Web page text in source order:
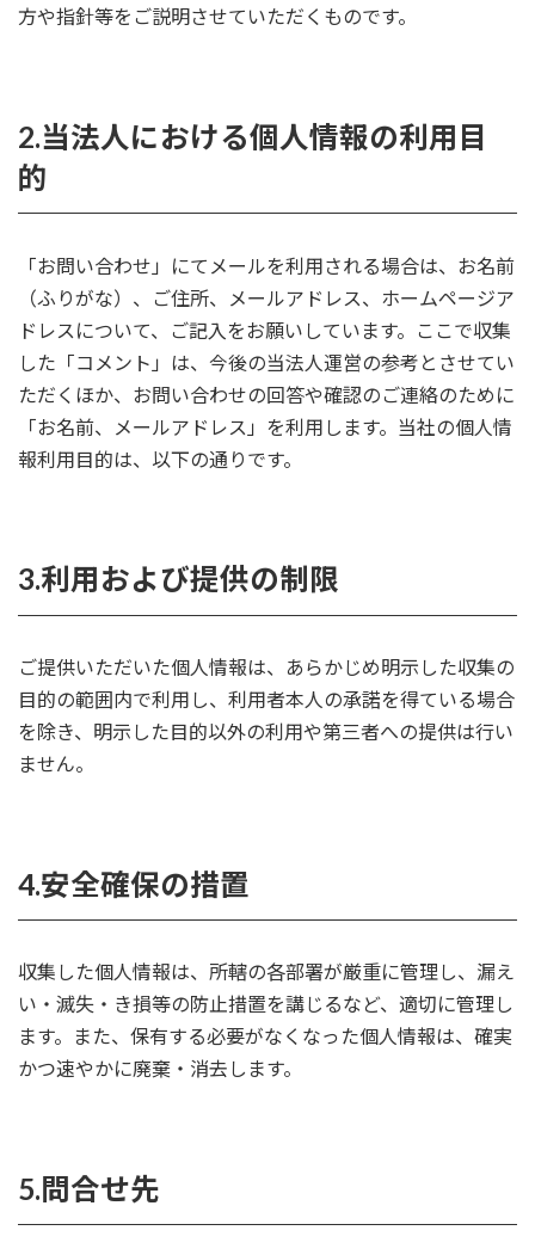
方や指針等をご説明させていただくものです。
2.当法人における個人情報の利用目
的
「お問い合わせ」にてメールを利用される場合は、お名前
（ふりがな）、ご住所、メールアドレス、ホームページア
ドレスについて、ご記入をお願いしています。ここで収集
した「コメント」は、今後の当法人運営の参考とさせてい
ただくほか、お問い合わせの回答や確認のご連絡のために
「お名前、メールアドレス」を利用します。当社の個人情
報利用目的は、以下の通りです。
3.利用および提供の制限
ご提供いただいた個人情報は、あらかじめ明示した収集の
目的の範囲内で利用し、利用者本人の承諾を得ている場合
を除き、明示した目的以外の利用や第三者への提供は行い
ません。
4.安全確保の措置
収集した個人情報は、所轄の各部署が厳重に管理し、漏え
い・滅失・き損等の防止措置を講じるなど、適切に管理し
ます。また、保有する必要がなくなった個人情報は、確実
かつ速やかに廃棄・消去します。
5.問合せ先